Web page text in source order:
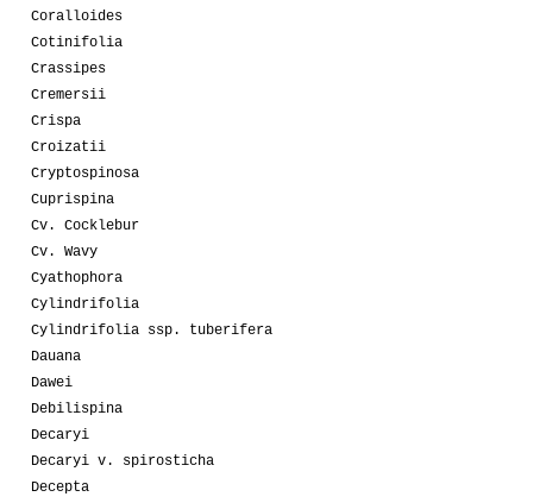
Coralloides
Cotinifolia
Crassipes
Cremersii
Crispa
Croizatii
Cryptospinosa
Cuprispina
Cv. Cocklebur
Cv. Wavy
Cyathophora
Cylindrifolia
Cylindrifolia ssp. tuberifera
Dauana
Dawei
Debilispina
Decaryi
Decaryi v. spirosticha
Decepta